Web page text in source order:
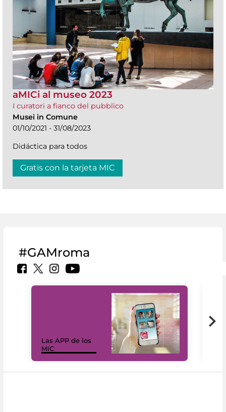
aMICi al museo 2023
I curatori a fianco del pubblico
Musei in Comune
01/10/2021 - 31/08/2023
Didáctica para todos
Gratis con la tarjeta MIC
#GAMroma
Las APP de los
MiC